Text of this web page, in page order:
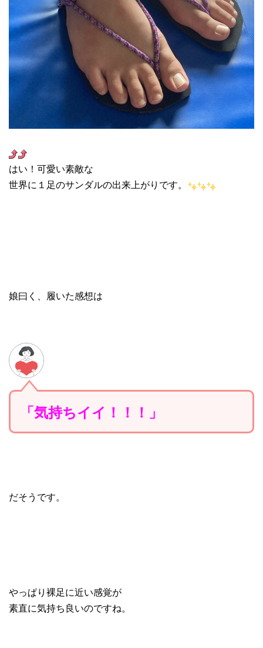
はい！可愛い素敵な
世界に１足のサンダルの出来上がりです。
娘曰く、履いた感想は
「気持ちイイ！！！」
だそうです。
やっぱり裸足に近い感覚が
素直に気持ち良いのですね。